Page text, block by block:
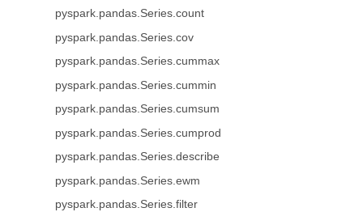
pyspark.pandas.Series.count
pyspark.pandas.Series.cov
pyspark.pandas.Series.cummax
pyspark.pandas.Series.cummin
pyspark.pandas.Series.cumsum
pyspark.pandas.Series.cumprod
pyspark.pandas.Series.describe
pyspark.pandas.Series.ewm
pyspark.pandas.Series.filter